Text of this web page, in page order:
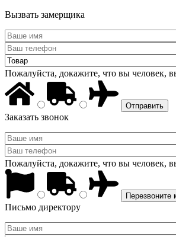
Вызвать замерщика
Пожалуйста, докажите, что вы человек,
Заказать звонок
Пожалуйста, докажите, что вы человек,
Письмо директору